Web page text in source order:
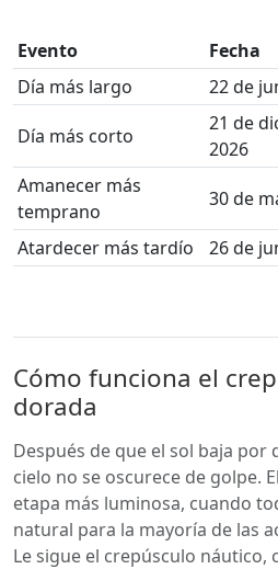
Evento Fecha
Día más largo
22 de
Día más corto
21 de
2026
Amanecer más
temprano
30 de
Atardecer más tardío 26 de
Cómo funciona el
dorada
Después de que el sol baja por
cielo no se oscurece de golpe.
etapa más luminosa, cuando
natural para la mayoría de las
Le sigue el crepúsculo náutico,